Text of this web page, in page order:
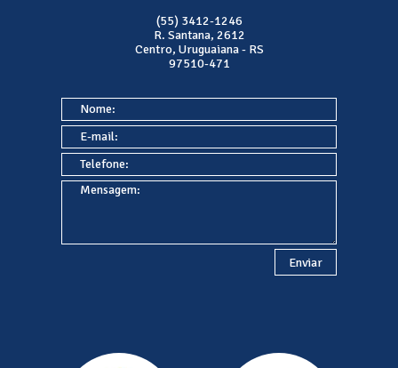
(55) 3412-1246
R. Santana, 2612
Centro, Uruguaiana - RS
97510-471